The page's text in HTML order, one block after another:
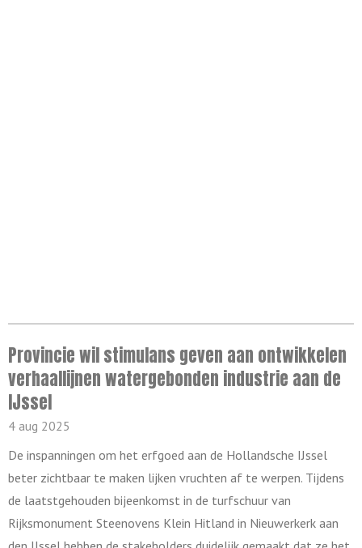
Provincie wil stimulans geven aan ontwikkelen
verhaallijnen watergebonden industrie aan de
IJssel
4 aug 2025
De inspanningen om het erfgoed aan de Hollandsche IJssel
beter zichtbaar te maken lijken vruchten af te werpen. Tijdens
de laatstgehouden bijeenkomst in de turfschuur van
Rijksmonument Steenovens Klein Hitland in Nieuwerkerk aan